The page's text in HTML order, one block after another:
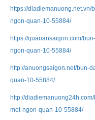
https://
ngon-quan-10-55884/
https://quanansaigon.com/
ngon-quan-10-55884/
http://anuongsaigon.net/bun-
quan-10-55884/
http://
met-ngon-quan-10-55884/